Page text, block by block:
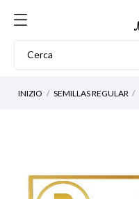
INIZIO SEMILLAS REGULAR